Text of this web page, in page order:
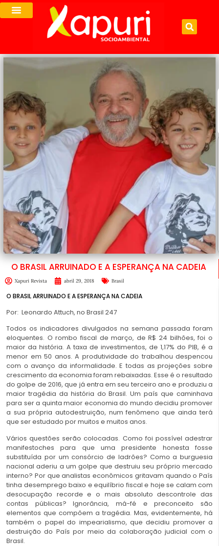
O BRASIL ARRUINADO E A ESPERANÇA NA CADEIA
Xapuri Revista abril 29, 2018 Brasil
O BRASIL ARRUINADO E A ESPERANÇA NA CADEIA
Por: Leonardo Attuch, no Brasil 247
Todos os indicadores divulgados na semana passada foram
eloquentes. O rombo fiscal de março, de R$ 24 bilhões, foi o
maior da história. A taxa de investimentos, de 1,17% do PIB, é a
menor em 50 anos. A produtividade do trabalhou despencou
com o avanço da informalidade. E todas as projeções sobre
crescimento da economia foram rebaixadas. Esse é o resultado
do golpe de 2016, que já entra em seu terceiro ano e produziu a
maior tragédia da história do Brasil. Um país que caminhava
para ser a quinta maior economia do mundo decidiu promover
a sua própria autodestruição, num fenômeno que ainda terá
que ser estudado por muitos e muitos anos.
Vários questões serão colocadas. Como foi possível adestrar
manifestoches para que uma presidente honesta fosse
substituída por um consórcio de ladrões? Como a burguesia
nacional aderiu a um golpe que destruiu seu próprio mercado
interno? Por que analistas econômicos gritavam quando o País
tinha desemprego baixo e equilíbrio fiscal e hoje se calam com
desocupação recorde e o mais absoluto descontrole das
contas públicas? Ignorância, má-fé e preconceito são
elementos que compõem a tragédia. Mas, evidentemente, há
também o papel do impearialismo, que decidiu promover a
destruição do País por meio da colaboração judicial com o
Brasil.